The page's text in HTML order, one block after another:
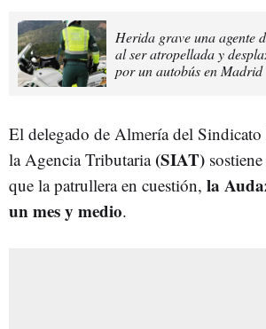
Herida grave una agente
al ser atropellada y
por un autobús en Madrid
El delegado de Almería del
la Agencia Tributaria (SIAT)
que la patrullera en cuestión, la
un mes y medio.